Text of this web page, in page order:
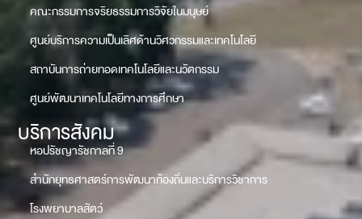
คณะกรรมการจริยธรรมการวิจัยในมนุษย์
ศูนย์บริการความเป็นเลิศด้านวิศวกรรมและเทคโนโลยี
สถาบันการถ่ายทอดเทคโนโลยีและนวัตกรรม
ศูนย์พัฒนาเทคโนโลยีทางการศึกษา
บริการสังคม
หอปรัชญารัชกาลที่ 9
สำนักยุทธศาสตร์การพัฒนาท้องถิ่นและบริการวิชาการ
โรงพยาบาลสัตว์